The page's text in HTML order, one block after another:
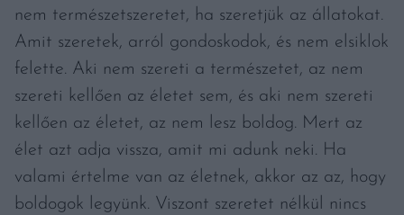
nem természetszeretet, ha szeretjük az állatokat.
Amit szeretek, arról gondoskodok, és nem elsiklok
felette. Aki nem szereti a természetet, az nem
szereti kellően az életet sem, és aki nem szereti
kellően az életet, az nem lesz boldog. Mert az
élet azt adja vissza, amit mi adunk neki. Ha
valami értelme van az életnek, akkor az az, hogy
boldogok legyünk. Viszont szeretet nélkül nincs